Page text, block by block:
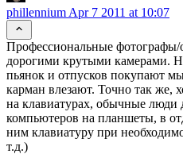
phillennium Apr 7 2011 at 10:07
Профессиональные фотографы/
дорогими крутыми камерами.
пьянок и отпусков покупают
карман влезают. Точно так же,
на клавиатурах, обычные люди
компьютеров на планшеты, в
ним клавиатуру при
т.д.)